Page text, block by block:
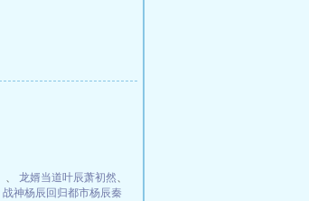
、 龙婿当道叶辰萧初然、
战神杨辰回归都市杨辰秦